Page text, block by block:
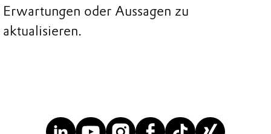
Erwartungen oder Aussagen zu
aktualisieren.